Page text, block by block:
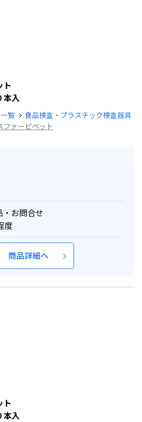
ト
本入
覧
食品検査・プラスチック検査器具
ファーピペット
・お問合せ
度
商品詳細へ
ト
本入